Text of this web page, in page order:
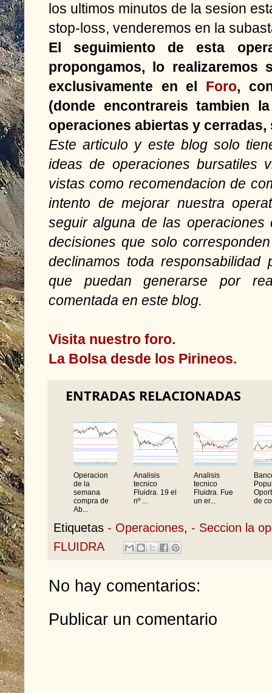
los ultimos minutos de la sesion
stop-loss, venderemos en la
El seguimiento de esta
propongamos, lo realizaremos
exclusivamente en el Foro,
(donde encontrareis tambien
operaciones abiertas y
Este articulo y este blog solo
ideas de operaciones bursatiles
vistas como recomendacion de
intento de mejorar nuestra
seguir alguna de las operaciones
decisiones que solo
declinamos toda responsabilidad
que puedan generarse por
comentada en este blog.
Visita nuestro foro.
La Bolsa desde los Pirineos.
ENTRADAS RELACIONADAS
Operacion
de la
semana
compra de
Ab...
Analisis
tecnico
Fluidra. 19 el
nº ...
Analisis
tecnico
Fluidra. Fue
un er...
de
Etiquetas - Operaciones, - Seccion la
FLUIDRA
No hay comentarios:
Publicar un comentario